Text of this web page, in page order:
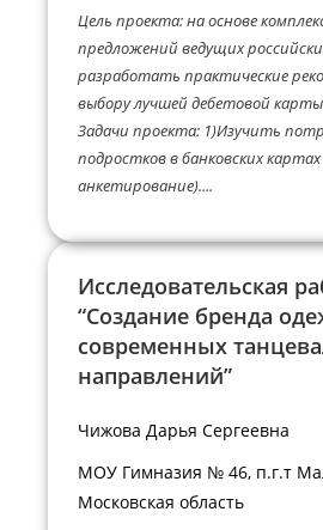
Цель проекта: на основе
предложений ведущих
разработать практические
выбору лучшей дебетовой
Задачи проекта: 1)Изучить
подростков в банковских
анкетирование)....
Исследовательская
“Создание бренда
современных
направлений”
Чижова Дарья Сергеевна
МОУ Гимназия № 46, п.г.т
Московская область